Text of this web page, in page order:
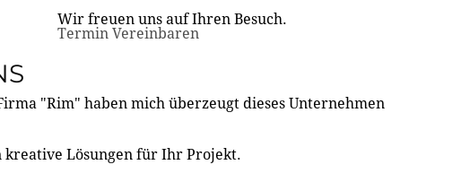
Wir freuen uns auf Ihren Besuch.
Termin Vereinbaren
"Rim" haben mich überzeugt dieses Unternehmen
kreative Lösungen für Ihr Projekt.